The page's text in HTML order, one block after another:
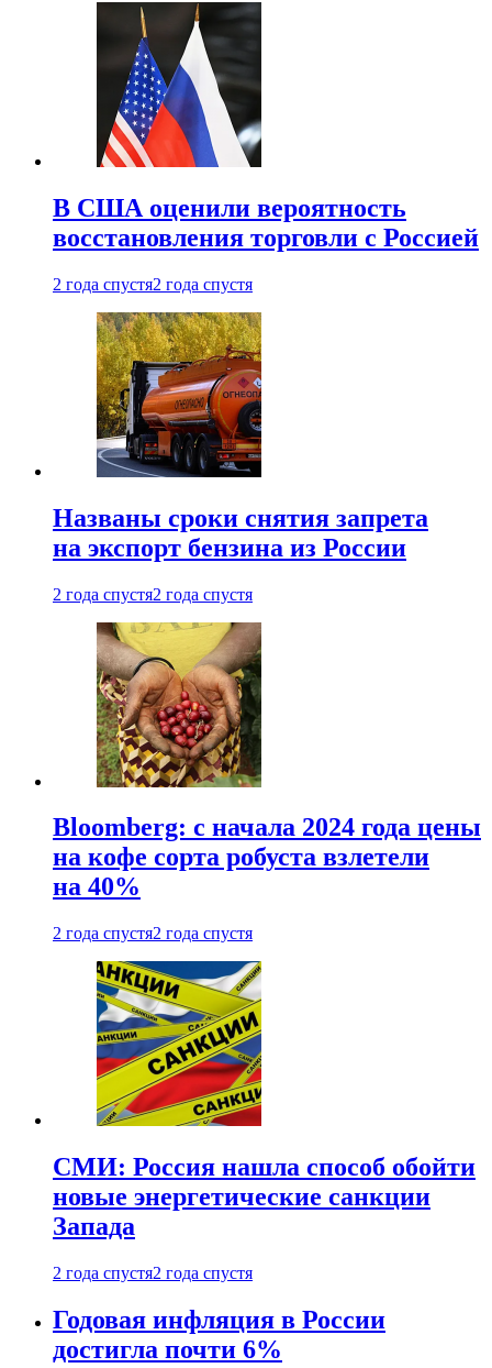
В США оценили вероятность
восстановления торговли с Россией
2 года спустя2 года спустя
Названы сроки снятия запрета
на экспорт бензина из России
2 года спустя2 года спустя
Bloomberg: с начала 2024 года цены
на кофе сорта робуста взлетели
на 40%
2 года спустя2 года спустя
СМИ: Россия нашла способ обойти
новые энергетические санкции
Запада
2 года спустя2 года спустя
Годовая инфляция в России
достигла почти 6%